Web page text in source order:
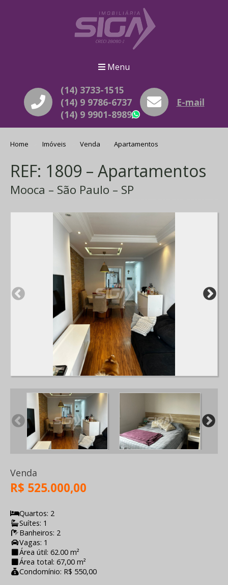
Menu
(14) 3733-1515
(14) 9 9786-6737
(14) 9 9901-8989
WhatsApp
E-mail
Home Imóveis Venda Apartamentos
REF: 1809 – Apartamentos
Mooca – São Paulo – SP
Venda
R$ 525.000,00
Quartos: 2
Suítes: 1
Banheiros: 2
Vagas: 1
Área útil: 62.00 m²
Área total: 67,00 m²
Condomínio: R$ 550,00